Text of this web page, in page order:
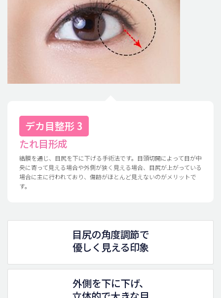
デカ目整形 3
たれ目形成
結膜を通じ、目尻を下に下げる手術法です。目頭切開によって目が中
央に寄って見える場合や外側が狭く見える場合、目尻が上がっている
場合に主に行われており、傷跡がほとんど見えないのがメリットで
す。
目尻の角度調節で
優しく見える印象
外側を下に下げ、